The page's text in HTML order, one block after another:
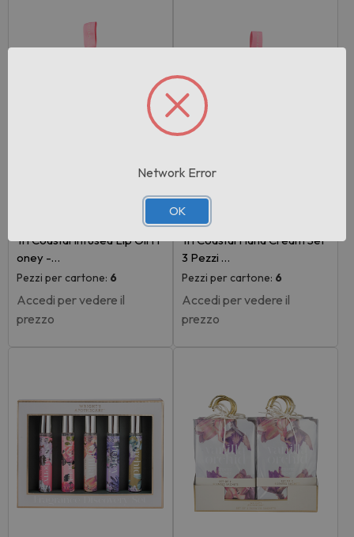
Tri Coastal Infused Lip Oil H
oney -…
Pezzi per cartone: 6
Accedi per vedere il
prezzo
Rif:114118
EAN: 8058040421387
Tri Coastal Hand Cream Set
3 Pezzi …
Pezzi per cartone: 6
Accedi per vedere il
prezzo
Network Error
OK